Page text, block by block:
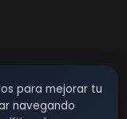
para mejorar tu
navegando